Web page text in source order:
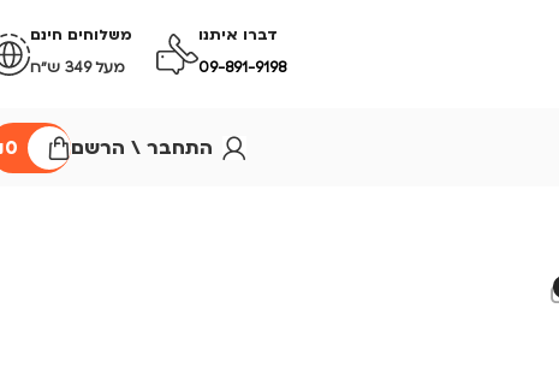
דברו איתנו
09-891-9198
משלוחים חינם
מעל 349 ש״ח
התחבר \ הרשם 0